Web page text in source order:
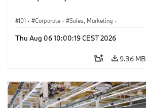
I01 · Corporate · Sales, Marketing ·
Thu Aug 06 10:00:19 CEST 2026
9.36 MB